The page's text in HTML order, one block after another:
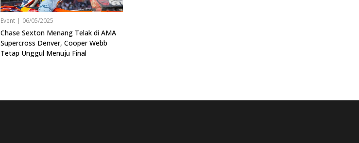
Event | 06/05/2025
Chase Sexton Menang Telak di AMA
Supercross Denver, Cooper Webb
Tetap Unggul Menuju Final